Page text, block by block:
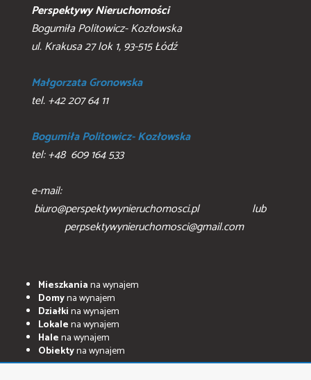
Perspektywy Nieruchomości
Bogumiła Politowicz- Kozłowska
ul. Krakusa 27 lok 1, 93-515 Łódź
Małgorzata Gronowska
tel. +42 207 64 11
Bogumiła Politowicz- Kozłowska
tel: +48 609 164 533
e-mail:
biuro@perspektywynieruchomosci.pl lub
perpsektywynieruchomosci@gmail.com
Mieszkaniana wynajem
Domyna wynajem
Działkina wynajem
Lokalena wynajem
Halena wynajem
Obiektyna wynajem